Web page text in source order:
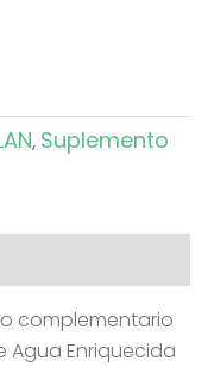
, Suplemento
complementario
Agua Enriquecida